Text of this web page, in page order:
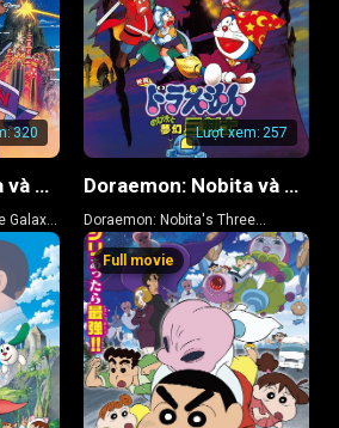
320
Doraemon: Nobita và Chuyến Tàu Tốc Hành Ngân Hà
Lượt xem: 257
Doraemon: Nobita và Ba Chàng Hiệp Sĩ Mộng Mơ
Doraemon: Nobita's Three
Visionary Swordsmen
Full movie